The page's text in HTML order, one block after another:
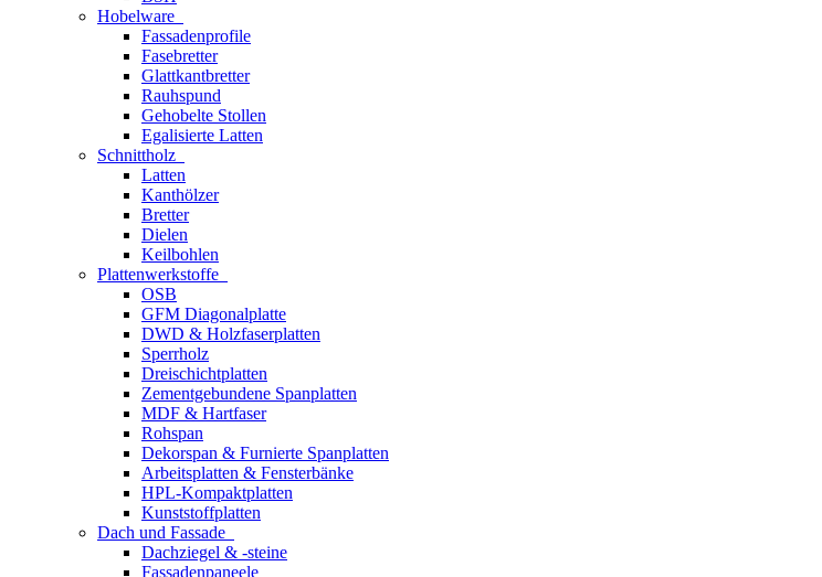
Hobelware
Fassadenprofile
Fasebretter
Glattkantbretter
Rauhspund
Gehobelte Stollen
Egalisierte Latten
Schnittholz
Latten
Kanthölzer
Bretter
Dielen
Keilbohlen
Plattenwerkstoffe
OSB
GFM Diagonalplatte
DWD & Holzfaserplatten
Sperrholz
Dreischichtplatten
Zementgebundene Spanplatten
MDF & Hartfaser
Rohspan
Dekorspan & Furnierte Spanplatten
Arbeitsplatten & Fensterbänke
HPL-Kompaktplatten
Kunststoffplatten
Dach und Fassade
Dachziegel & -steine
Fassadenpaneele